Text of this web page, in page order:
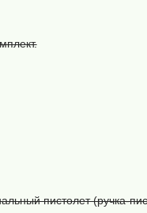
пистолет (ручка-